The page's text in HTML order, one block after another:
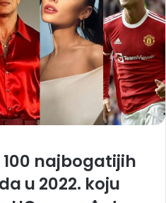
najbogatijih
u 2022. koju